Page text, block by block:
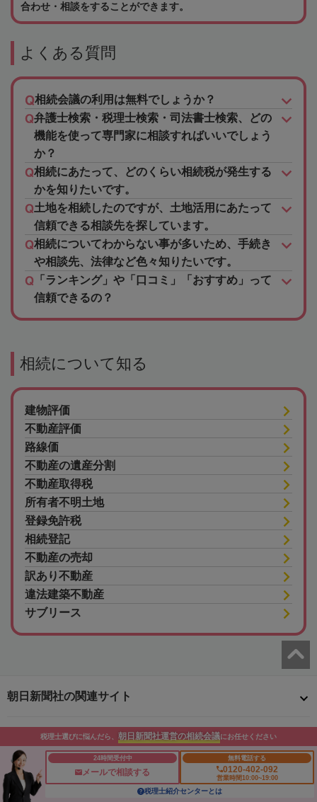
合わせ・相談をすることができます。
よくある質問
相続会議の利用は無料でしょうか？
弁護士検索・税理士検索・司法書士検索、どの
機能を使って専門家に相談すればいいでしょう
か？
相続にあたって、どのくらい相続税が発生する
かを知りたいです。
土地を相続したのですが、土地活用にあたって
信頼できる相談先を探しています。
相続についてわからない事が多いため、手続き
や相談先、法律など色々知りたいです。
「ランキング」や「口コミ」「おすすめ」って
信頼できるの？
相続について知る
建物評価
不動産評価
路線価
不動産の遺産分割
不動産取得税
所有者不明土地
登録免許税
相続登記
不動産の売却
訳あり不動産
違法建築不動産
サブリース
税理士選びに悩んだら、 朝日新聞社運営の相続会議にお任せください
24時間受付中
メールで相談する
無料電話する
0120-402-092
営業時間10:00~19:00
税理士紹介センターとは
朝日新聞社の関連サイト
このサイトについて サイトポリシー 相続会議利用規約
相続会議プライバシーポリシー 利用者情報の外部送信 プライバシーポータル
運営会社 広告ガイド お問い合わせ